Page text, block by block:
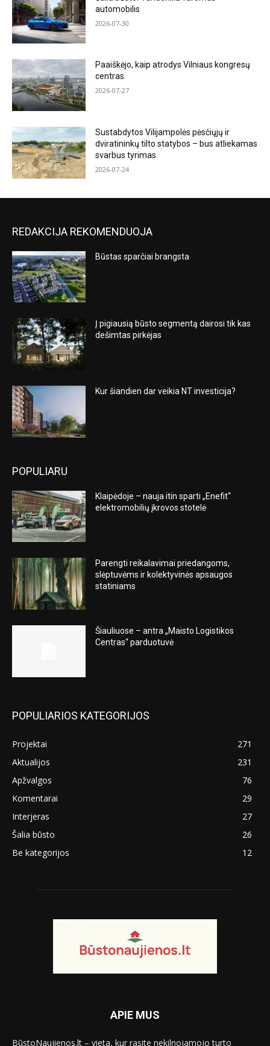
automobilis
2026-07-30
Paaiškėjo, kaip atrodys Vilniaus kongresų
centras
2026-07-27
Sustabdytos Vilijampolės pėsčiųjų ir
dviratininkų tilto statybos – bus atliekamas
svarbus tyrimas
2026-07-24
REDAKCIJA REKOMENDUOJA
Būstas sparčiai brangsta
Į pigiausią būsto segmentą dairosi tik kas
dešimtas pirkėjas
Kur šiandien dar veikia NT investicija?
POPULIARU
Klaipėdoje – nauja itin sparti „Enefit“
elektromobilių įkrovos stotelė
Parengti reikalavimai priedangoms,
slėptuvėms ir kolektyvinės apsaugos
statiniams
Šiauliuose – antra „Maisto Logistikos
Centras“ parduotuvė
POPULIARIOS KATEGORIJOS
Projektai
271
Aktualijos
231
Apžvalgos
76
Komentarai
29
Interjeras
27
Šalia būsto
26
Be kategorijos
12
APIE MUS
BūstoNaujienos.lt – vieta, kur rasite nekilnojamojo turto